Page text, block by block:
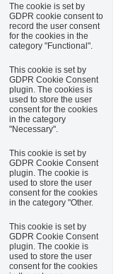
The cookie is set by
GDPR cookie consent to
record the user consent
for the cookies in the
category "Functional".
This cookie is set by
GDPR Cookie Consent
plugin. The cookies is
used to store the user
consent for the cookies
in the category
"Necessary".
This cookie is set by
GDPR Cookie Consent
plugin. The cookie is
used to store the user
consent for the cookies
in the category "Other.
This cookie is set by
GDPR Cookie Consent
plugin. The cookie is
used to store the user
consent for the cookies